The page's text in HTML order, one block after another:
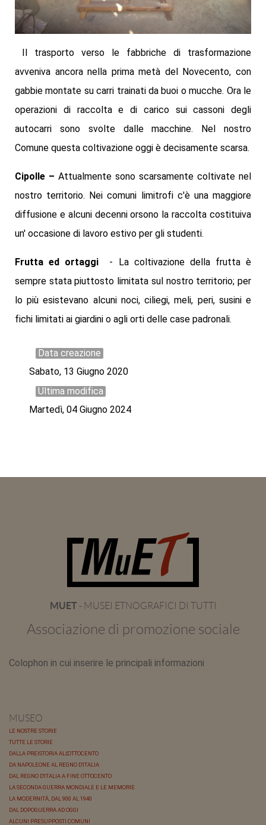
Il trasporto verso le fabbriche di trasformazione
avveniva ancora nella prima metà del Novecento, con
gabbie montate su carri trainati da buoi o mucche. Ora le
operazioni di raccolta e di carico sui cassoni degli
autocarri sono svolte dalle macchine. Nel nostro
Comune questa coltivazione oggi è decisamente scarsa.
Cipolle – Attualmente sono scarsamente coltivate nel
nostro territorio. Nei comuni limitrofi c'è una maggiore
diffusione e alcuni decenni orsono la raccolta costituiva
un' occasione di lavoro estivo per gli studenti.
Frutta ed ortaggi
- La coltivazione della frutta è
sempre stata piuttosto limitata sul nostro territorio; per
lo più esistevano alcuni noci, ciliegi, meli, peri, susini e
fichi limitati ai giardini o agli orti delle case padronali.
Data creazione
Sabato, 13 Giugno 2020
Ultima modifica
Martedì, 04 Giugno 2024
MUET - MUSEI ETNOGRAFICI DI TUTTI
Associazione di promozione sociale
Colophon in cui inserire le principali informazioni
MUSEO
LE NOSTRE STORIE
TUTTE LE STORIE
DALLA PREISTORIA ALL'OTTOCENTO
DA NAPOLEONE AL REGNO D'ITALIA
DAL REGNO D'ITALIA A FINE OTTOCENTO
LA SECONDA GUERRA MONDIALE E LE MEMORIE
LA MODERNITÀ, DAL 900 AL 1940
DAL DOPOGUERRA AD OGGI
ALCUNI PRESUPPOSTI COMUNI